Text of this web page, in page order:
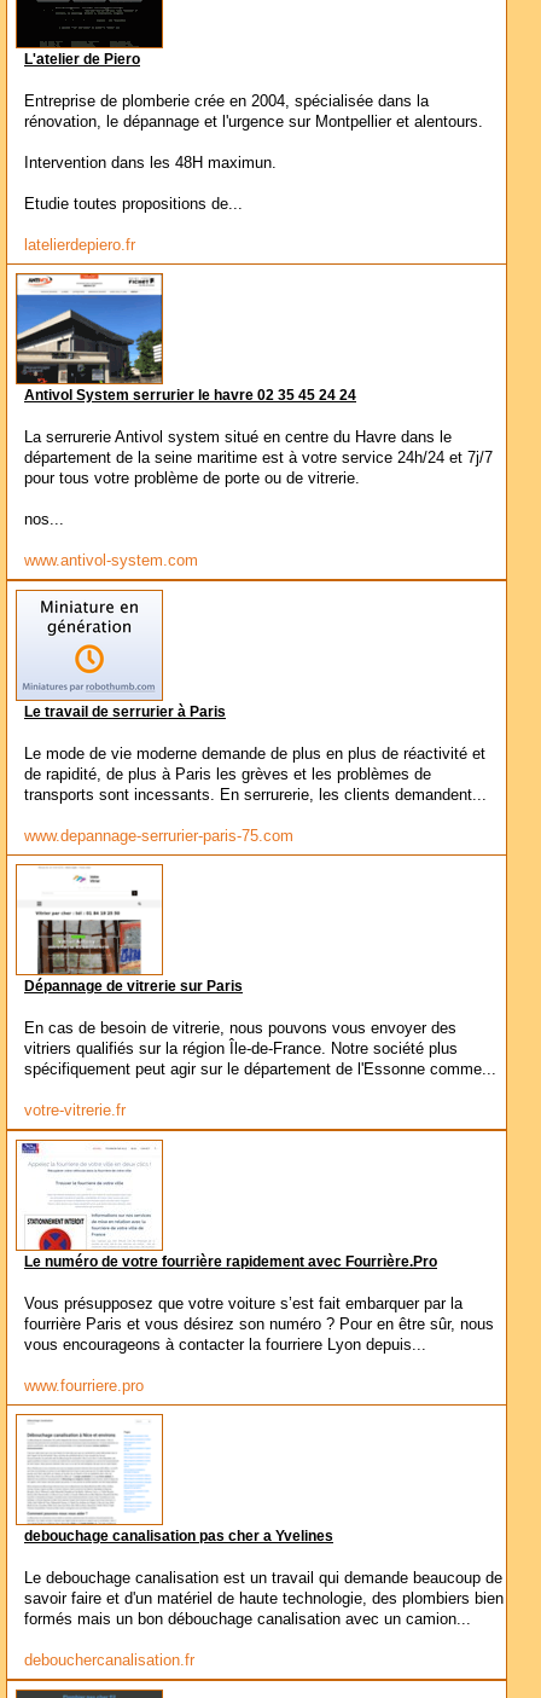
L'atelier de Piero
Entreprise de plomberie crée en 2004, spécialisée dans la
rénovation, le dépannage et l'urgence sur Montpellier et alentours.
Intervention dans les 48H maximun.
Etudie toutes propositions de...
latelierdepiero.fr
Antivol System serrurier le havre 02 35 45 24 24
La serrurerie Antivol system situé en centre du Havre dans le
département de la seine maritime est à votre service 24h/24 et 7j/7
pour tous votre problème de porte ou de vitrerie.
nos...
www.antivol-system.com
Le travail de serrurier à Paris
Le mode de vie moderne demande de plus en plus de réactivité et
de rapidité, de plus à Paris les grèves et les problèmes de
transports sont incessants. En serrurerie, les clients demandent...
www.depannage-serrurier-paris-75.com
Dépannage de vitrerie sur Paris
En cas de besoin de vitrerie, nous pouvons vous envoyer des
vitriers qualifiés sur la région Île-de-France. Notre société plus
spécifiquement peut agir sur le département de l'Essonne comme...
votre-vitrerie.fr
Le numéro de votre fourrière rapidement avec Fourrière.Pro
Vous présupposez que votre voiture s’est fait embarquer par la
fourrière Paris et vous désirez son numéro ? Pour en être sûr, nous
vous encourageons à contacter la fourriere Lyon depuis...
www.fourriere.pro
debouchage canalisation pas cher a Yvelines
Le debouchage canalisation est un travail qui demande beaucoup de
savoir faire et d'un matériel de haute technologie, des plombiers bien
formés mais un bon débouchage canalisation avec un camion...
debouchercanalisation.fr